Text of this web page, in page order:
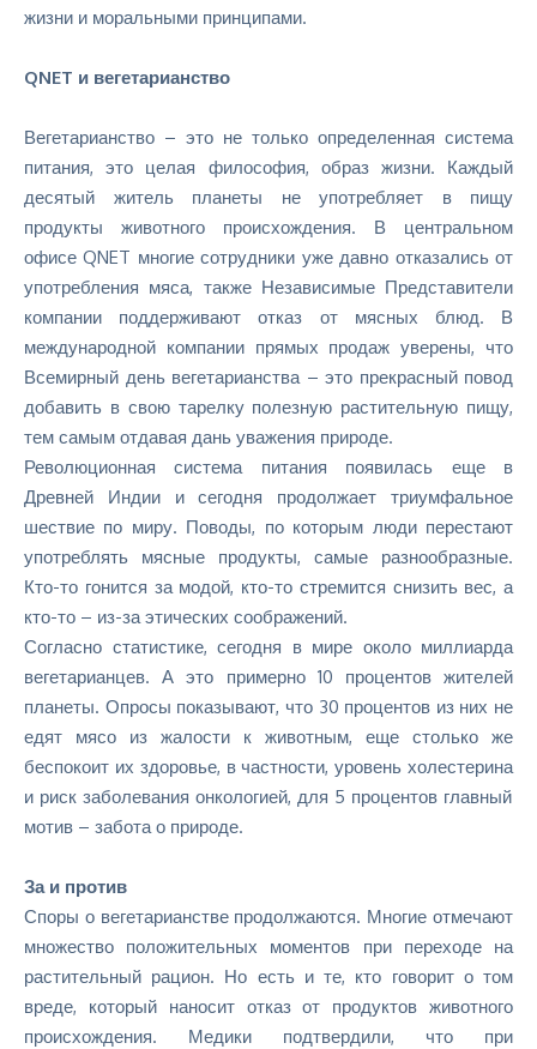
жизни и моральными принципами.
QNET и вегетарианство
Вегетарианство – это не только определенная система
питания, это целая философия, образ жизни. Каждый
десятый житель планеты не употребляет в пищу
продукты животного происхождения. В центральном
офисе QNET многие сотрудники уже давно отказались от
употребления мяса, также Независимые Представители
компании поддерживают отказ от мясных блюд. В
международной компании прямых продаж уверены, что
Всемирный день вегетарианства – это прекрасный повод
добавить в свою тарелку полезную растительную пищу,
тем самым отдавая дань уважения природе.
Революционная система питания появилась еще в
Древней Индии и сегодня продолжает триумфальное
шествие по миру. Поводы, по которым люди перестают
употреблять мясные продукты, самые разнообразные.
Кто-то гонится за модой, кто-то стремится снизить вес, а
кто-то – из-за этических соображений.
Согласно статистике, сегодня в мире около миллиарда
вегетарианцев. А это примерно 10 процентов жителей
планеты. Опросы показывают, что 30 процентов из них не
едят мясо из жалости к животным, еще столько же
беспокоит их здоровье, в частности,уровень холестерина
и риск заболевания онкологией, для 5 процентов главный
мотив – забота о природе.
За и против
Споры о вегетарианстве продолжаются. Многие отмечают
множество положительных моментов при переходе на
растительный рацион. Но есть и те, кто говорит о том
вреде, который наносит отказ от продуктов животного
происхождения. Медики подтвердили, что при